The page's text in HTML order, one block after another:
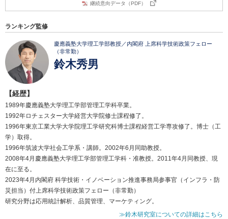
継続意向データ（PDF）
ランキング監修
慶應義塾大学理工学部教授／内閣府 上席科学技術政策フェロー
（非常勤）
鈴木秀男
【経歴】
1989年慶應義塾大学理工学部管理工学科卒業。
1992年ロチェスター大学経営大学院修士課程修了。
1996年東京工業大学大学院理工学研究科博士課程経営工学専攻修了。博士（工
学）取得。
1996年筑波大学社会工学系・講師。2002年6月同助教授。
2008年4月慶應義塾大学理工学部管理工学科・准教授。2011年4月同教授、現
在に至る。
2023年4月内閣府 科学技術・イノベーション推進事務局参事官（インフラ・防
災担当）付上席科学技術政策フェロー（非常勤）
研究分野は応用統計解析、品質管理、マーケティング。
≫鈴木研究室についての詳細はこちら